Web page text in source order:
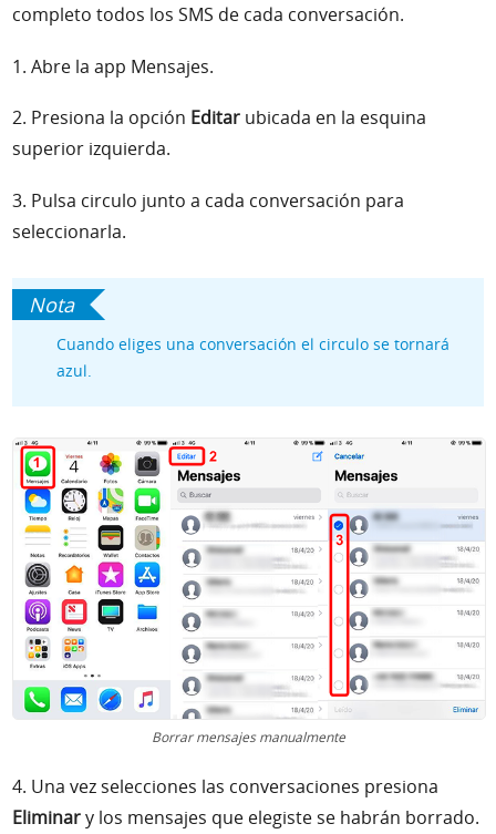
completo todos los SMS de cada conversación.
1. Abre la app Mensajes.
2. Presiona la opción Editar ubicada en la esquina
superior izquierda.
3. Pulsa circulo junto a cada conversación para
seleccionarla.
Cuando eliges una conversación el circulo se tornará
azul.
Borrar mensajes manualmente
4. Una vez selecciones las conversaciones presiona
Eliminary los mensajes que elegiste se habrán borrado.